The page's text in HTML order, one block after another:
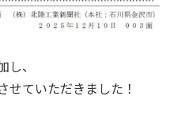
、
せていただきました！